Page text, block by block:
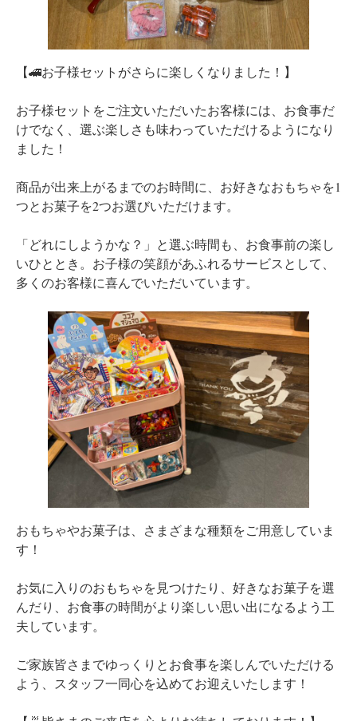
【🚄お子様セットがさらに楽しくなりました！】
お子様セットをご注文いただいたお客様には、お食事だ
けでなく、選ぶ楽しさも味わっていただけるようになり
ました！
商品が出来上がるまでのお時間に、お好きなおもちゃを1
つとお菓子を2つお選びいただけます。
「どれにしようかな？」と選ぶ時間も、お食事前の楽し
いひととき。お子様の笑顔があふれるサービスとして、
多くのお客様に喜んでいただいています。
おもちゃやお菓子は、さまざまな種類をご用意していま
す！
お気に入りのおもちゃを見つけたり、好きなお菓子を選
んだり、お食事の時間がより楽しい思い出になるよう工
夫しています。
ご家族皆さまでゆっくりとお食事を楽しんでいただける
よう、スタッフ一同心を込めてお迎えいたします！